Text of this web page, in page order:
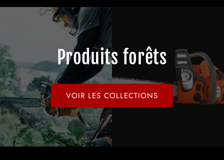
Produits forêts
VOIR LES COLLECTIONS